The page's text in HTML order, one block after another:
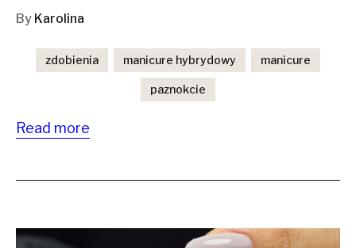
By Karolina
zdobienia manicure hybrydowy manicure
paznokcie
Read more